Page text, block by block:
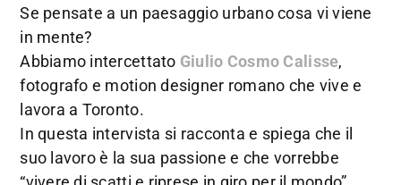
Se pensate a un paesaggio urbano cosa vi viene
in mente?
Abbiamo intercettato Giulio Cosmo Calisse,
fotografo e motion designer romano che vive e
lavora a Toronto.
In questa intervista si racconta e spiega che il
suo lavoro è la sua passione e che vorrebbe